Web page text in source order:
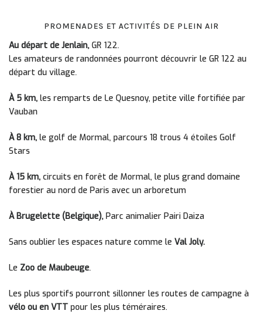
PROMENADES ET ACTIVITÉS DE PLEIN AIR
Au départ de Jenlain, GR 122.
Les amateurs de randonnées pourront découvrir le GR 122 au
départ du village.
À 5 km, les remparts de Le Quesnoy, petite ville fortifiée par
Vauban
À 8 km, le golf de Mormal, parcours 18 trous 4 étoiles Golf
Stars
À 15 km, circuits en forêt de Mormal, le plus grand domaine
forestier au nord de Paris avec un arboretum
À Brugelette (Belgique), Parc animalier Pairi Daiza
Sans oublier les espaces nature comme le Val Joly.
Le Zoo de Maubeuge.
Les plus sportifs pourront sillonner les routes de campagne à
vélo ou en VTT pour les plus téméraires.